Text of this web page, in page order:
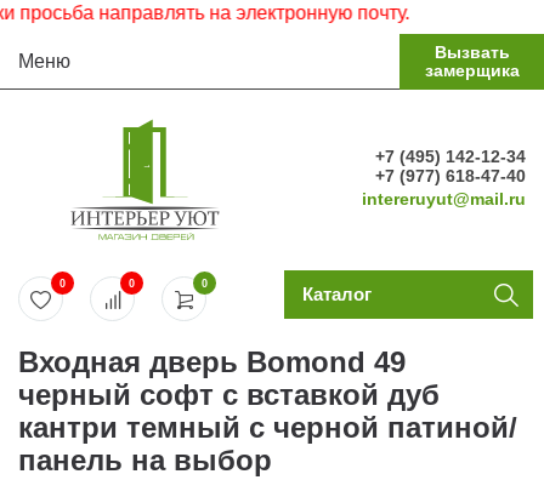
направлять на электронную почту.
Меню
Вызвать
замерщика
+7 (495) 142-12-34
+7 (977) 618-47-40
intereruyut@mail.ru
0
0 0 Каталог
Входная дверь Bomond 49
черный софт с вставкой дуб
кантри темный с черной патиной/
панель на выбор